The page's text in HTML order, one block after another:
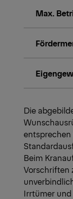
Max.
Die
Beim
Vorschriften
Irrtümer